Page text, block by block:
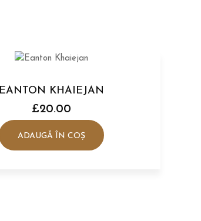
EANTON KHAIEJAN
£20.00
ADAUGĂ ÎN COȘ